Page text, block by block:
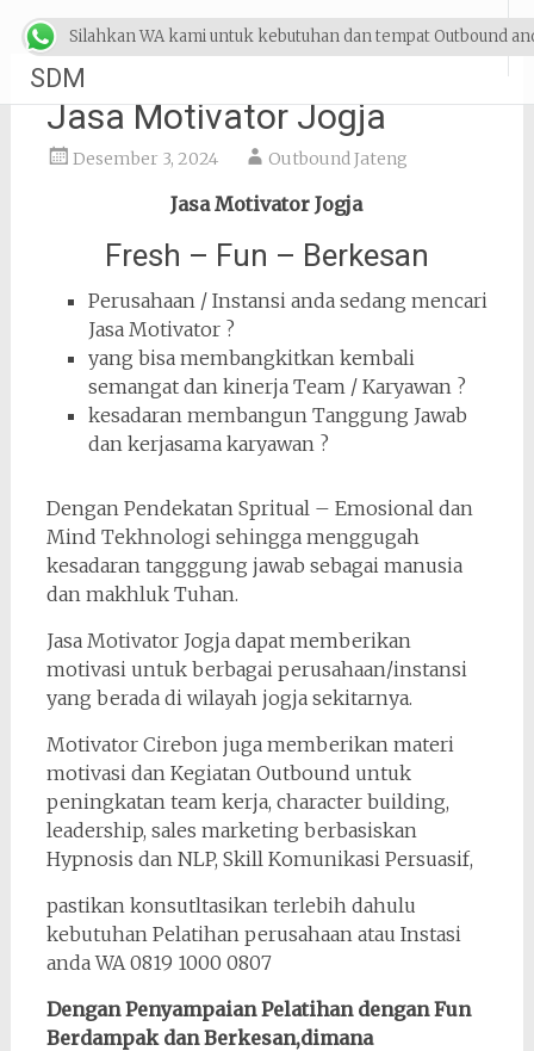
Lompat
konten
Outbound & Pelatihan
SDM
Jasa Motivator Jogja
Desember 3, 2024 Outbound Jateng
Jasa Motivator Jogja
Fresh – Fun – Berkesan
Perusahaan / Instansi anda sedang mencari
Jasa Motivator ?
yang bisa membangkitkan kembali
semangat dan kinerja Team / Karyawan ?
kesadaran membangun Tanggung Jawab
dan kerjasama karyawan ?
Dengan Pendekatan Spritual – Emosional dan
Mind Tekhnologi sehingga menggugah
kesadaran tangggung jawab sebagai manusia
dan makhluk Tuhan.
Jasa Motivator Jogja dapat memberikan
motivasi untuk berbagai perusahaan/instansi
yang berada di wilayah jogja sekitarnya.
Motivator Cirebon juga memberikan materi
motivasi dan Kegiatan Outbound untuk
peningkatan team kerja, character building,
leadership, sales marketing berbasiskan
Hypnosis dan NLP, Skill Komunikasi Persuasif,
pastikan konsutltasikan terlebih dahulu
kebutuhan Pelatihan perusahaan atau Instasi
anda WA 0819 1000 0807
Dengan Penyampaian Pelatihan dengan Fun
Berdampak dan Berkesan,dimana
Silahkan WA kami untuk kebutuhan dan tempat Outbound